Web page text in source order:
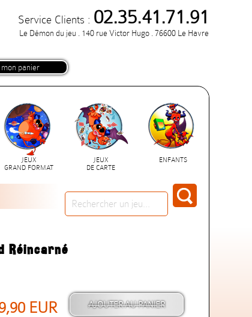
Service Clients : 02.35.41.71.91
Le Démon du jeu . 140 rue Victor Hugo . 76600 Le Havre
mon panier
JEUX
GRAND FORMAT
JEUX
DE CARTE
ENFANTS
Réincarné
EUR